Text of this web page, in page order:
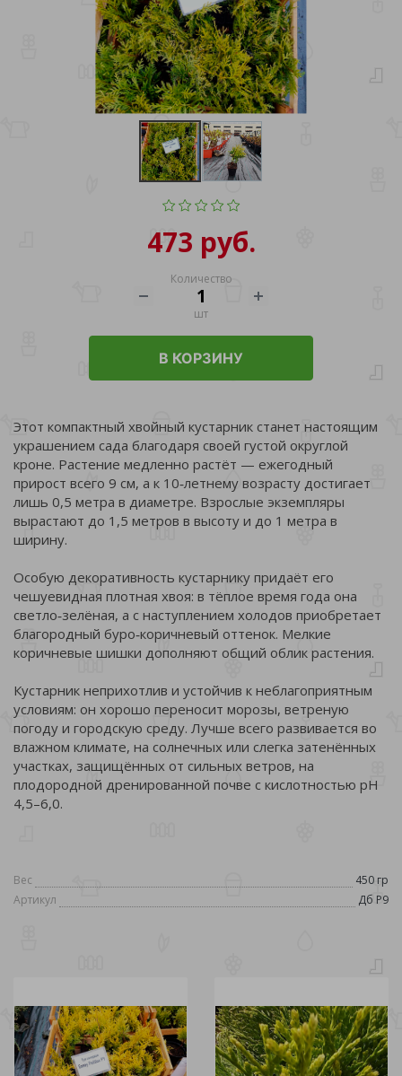
473 руб.
Количество
шт
В КОРЗИНУ
Этот компактный хвойный кустарник станет настоящим
украшением сада благодаря своей густой округлой
кроне. Растение медленно растёт — ежегодный
прирост всего 9 см, а к 10‑летнему возрасту достигает
лишь 0,5 метра в диаметре. Взрослые экземпляры
вырастают до 1,5 метров в высоту и до 1 метра в
ширину.
Особую декоративность кустарнику придаёт его
чешуевидная плотная хвоя: в тёплое время года она
светло‑зелёная, а с наступлением холодов приобретает
благородный буро‑коричневый оттенок. Мелкие
коричневые шишки дополняют общий облик растения.
Кустарник неприхотлив и устойчив к неблагоприятным
условиям: он хорошо переносит морозы, ветреную
погоду и городскую среду. Лучше всего развивается во
влажном климате, на солнечных или слегка затенённых
участках, защищённых от сильных ветров, на
плодородной дренированной почве с кислотностью pH
4,5–6,0.
Вес
450 гр
Артикул
Дб Р9